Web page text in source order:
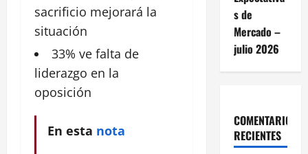
sacrificio mejorará la
situación
33% ve falta de
liderazgo en la
oposición
En esta nota
s de
Mercado –
julio 2026
COMENTARIOS
RECIENTES